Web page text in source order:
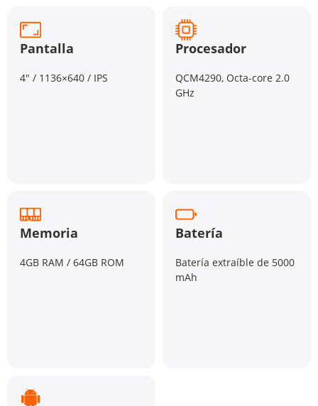
Pantalla
4″ / 1136×640 / IPS
Procesador
QCM4290, Octa-core 2.0
GHz
Memoria
4GB RAM / 64GB ROM
Batería
Batería extraíble de 5000
mAh